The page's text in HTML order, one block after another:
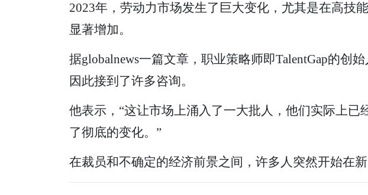
2023年，劳动力市场发生了巨大变化，尤其是在高技
显著增加。
据globalnews一篇文章，职业策略师即TalentGap的创始
因此接到了许多咨询。
他表示，“这让市场上涌入了一大批人，他们实际上
了彻底的变化。”
在裁员和不确定的经济前景之间，许多人突然开始在新